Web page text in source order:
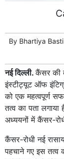
By Bhartiya Basti
नई दिल्ली.कैंसर की
इंस्टीट्यूट ऑफ
को एक महत्वपूर्ण
तत्व का पता
अध्ययनों में कैंसर-
कैंसर-रोधी नई
पहचाने गए इस तत्व